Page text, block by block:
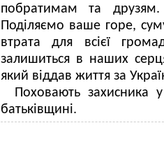
побратимам та
Поділяємо ваше горе,
втрата для всієї
залишиться в наших
який віддав життя за
Поховають захисника
батьківщині.